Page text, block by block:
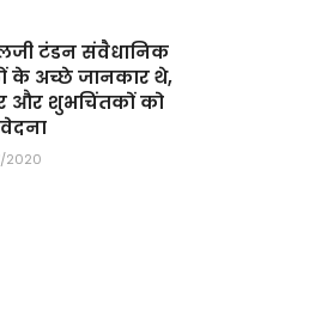
टंडन संवैधानिक
के अच्छे जानकार थे,
और शुभचिंतकों को
2020